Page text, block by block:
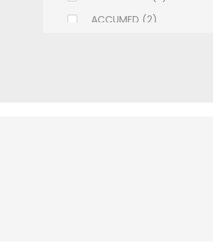
ACCUMED (2)